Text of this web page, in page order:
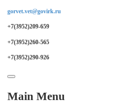
gorvet.vet@govirk.ru
+7(3952)209-659
+7(3952)260-565
+7(3952)290-926
Main Menu